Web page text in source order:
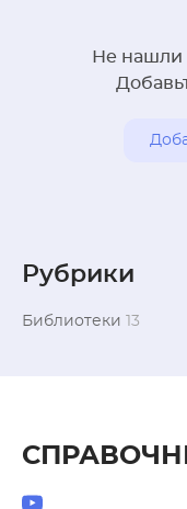
Не нашли
Рубрики
Библиотеки 13